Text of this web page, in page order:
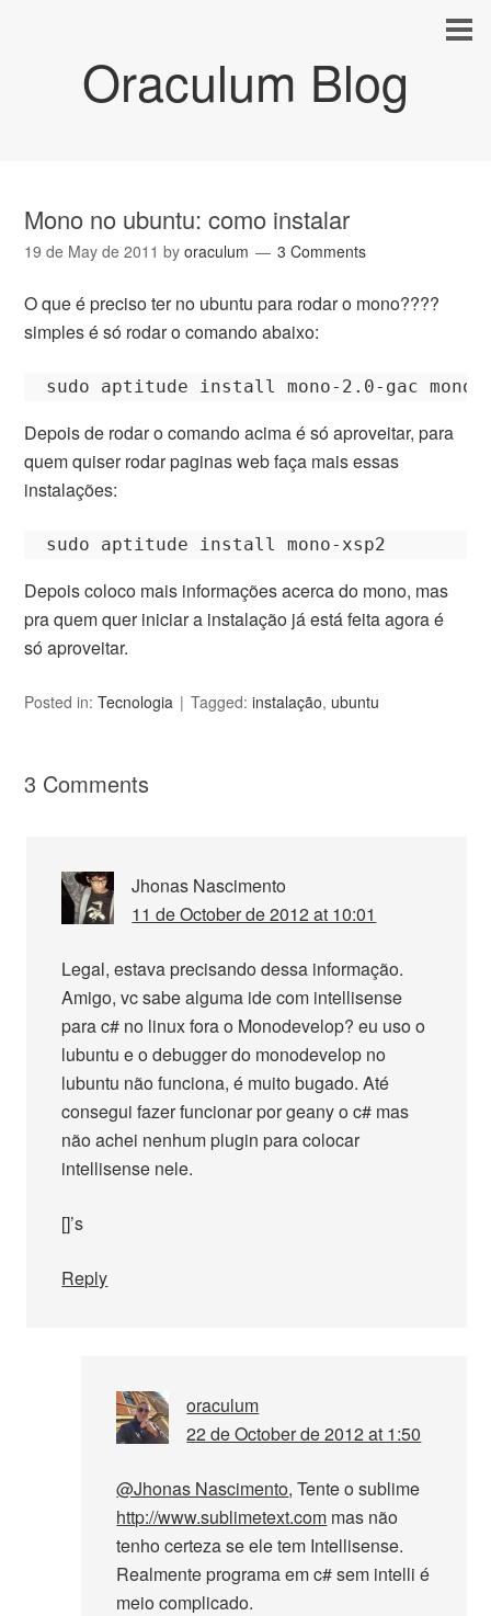
Oraculum Blog
Mono no ubuntu: como instalar
19 de May de 2011 byoraculum 3 Comments
O que é preciso ter no ubuntu para rodar o mono????
simples é só rodar o comando abaixo:
Depois de rodar o comando acima é só aproveitar, para
quem quiser rodar paginas web faça mais essas
instalações:
Depois coloco mais informações acerca do mono, mas
pra quem quer iniciar a instalação já está feita agora é
só aproveitar.
Posted in:Tecnologia Tagged:instalação, ubuntu
3 Comments
Jhonas Nascimento
11 de October de 2012 at 10:01
Legal, estava precisando dessa informação.
Amigo, vc sabe alguma ide com intellisense
para c# no linux fora o Monodevelop? eu uso o
lubuntu e o debugger do monodevelop no
lubuntu não funciona, é muito bugado. Até
consegui fazer funcionar por geany o c# mas
não achei nenhum plugin para colocar
intellisense nele.
[]’s
Reply
oraculum
22 de October de 2012 at 1:50
@Jhonas Nascimento, Tente o sublime
http://www.sublimetext.com mas não
tenho certeza se ele tem Intellisense.
Realmente programa em c# sem intelli é
meio complicado.